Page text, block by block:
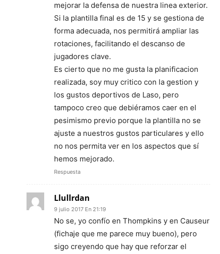
mejorar la defensa de nuestra linea exterior.
Si la plantilla final es de 15 y se gestiona de
forma adecuada, nos permitirá ampliar las
rotaciones, facilitando el descanso de
jugadores clave.
Es cierto que no me gusta la planificacion
realizada, soy muy critico con la gestion y
los gustos deportivos de Laso, pero
tampoco creo que debiéramos caer en el
pesimismo previo porque la plantilla no se
ajuste a nuestros gustos particulares y ello
no nos permita ver en los aspectos que sí
hemos mejorado.
Respuesta
Llullrdan
9 julio 2017 En 21:19
No se, yo confío en Thompkins y en Causeur
(fichaje que me parece muy bueno), pero
sigo creyendo que hay que reforzar el